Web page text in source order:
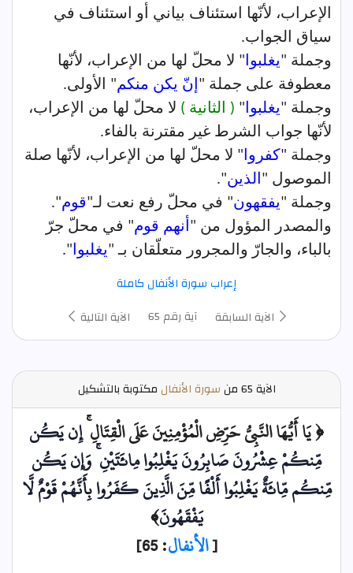
الإعراب، لأنّها استئناف بياني أو استئناف في
سياق الجواب.
وجملة "يغلبوا" لا محلّ لها من الإعراب، لأنّها
معطوفة على جملة "إنّ يكن منكم" الأولى.
وجملة "يغلبوا" ( الثانية ) لا محلّ لها من الإعراب،
لأنّها جواب الشرط غير مقترنة بالفاء.
وجملة " كفروا" لا محلّ لها من الإعراب، لأنّها صلة
الموصول "الذين".
وجملة "يفقهون" في محلّ رفع نعت لـ"قوم".
والمصدر المؤول من "أنهم قوم" في محلّ جرّ
بالباء، والجارّ والمجرور متعلّقان بـ "يغلبوا".
إعراب سورة الأنفال كاملة
الآية السابقة
آية رقم 65 الآية التالية
الآية سورة الأنفال مكتوبة بالتشكيل
﴿ يَا أَيُّهَا النَّبِيُّ حَرِّضِ الْمُؤْمِنِينَ عَلَى الْقِتَالِ ۚإِن يَكُن
مِّنكُمْ عِشْرُونَ صَابِرُونَ يَغْلِبُوا مِائَتَيْنِوَإِن يَكُن
مِّنكُم مِّائَةٌ يَغْلِبُوا أَلْفًا مِّنَ الَّذِينَ كَفَرُوا بِأَنَّهُمْ قَوْمٌ لَّا
يَفْقَهُونَ﴾
[الأنفال: 65]